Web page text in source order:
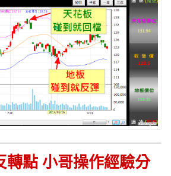
轉點 小哥操作經驗分